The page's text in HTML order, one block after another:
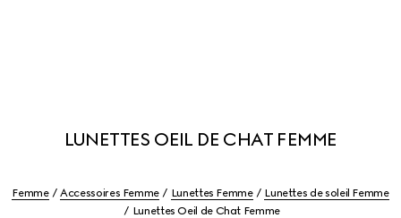
LUNETTES OEIL DE CHAT FEMME
Femme Accessoires Femme Lunettes Femme
Lunettes de soleil Femme
Lunettes Oeil de Chat Femme